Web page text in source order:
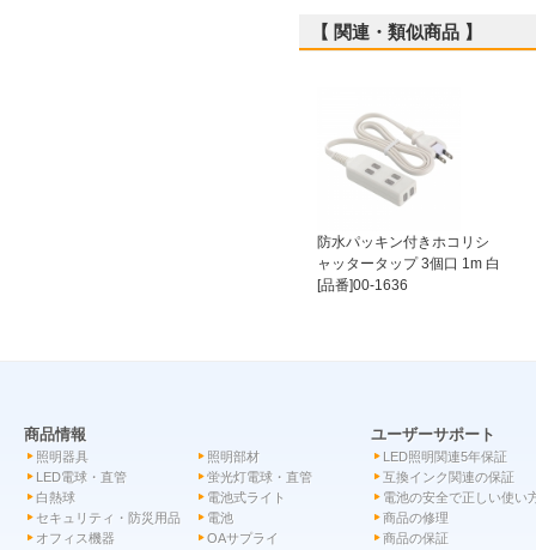
【 関連・類似商品 】
防水パッキン付きホコリシ
ャッタータップ 3個口 1m 白
[品番]00-1636
商品情報
照明器具
照明部材
LED電球・直管
蛍光灯電球・直管
白熱球
電池式ライト
セキュリティ・防災用品
電池
オフィス機器
OAサプライ
ユーザーサポート
LED照明関連5年保証
互換インク関連の保証
電池の安全で正しい使い
商品の修理
商品の保証